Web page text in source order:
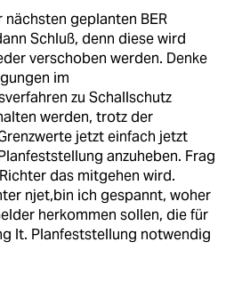
nächsten geplanten BER
Schluß, denn diese wird
verschoben werden. Denke
im
zu Schallschutz
werden, trotz der
jetzt einfach jetzt
anzuheben. Frag
das mitgehen wird.
njet,bin ich gespannt, woher
herkommen sollen, die für
lt. Planfeststellung notwendig